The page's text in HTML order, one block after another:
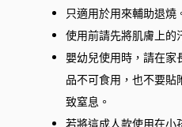
只適用於用來輔助退燒
使用前請先將肌膚上的
嬰幼兒使用時，請在家
品不可食用，也不要貼
致窒息。
若將這成人款使用在小